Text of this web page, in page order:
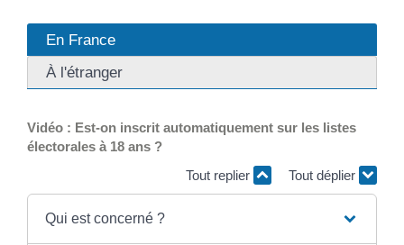
En France
À l'étranger
Vidéo : Est-on inscrit automatiquement sur les listes
électorales à 18 ans ?
Tout replier
Tout déplier
Qui est concerné ?